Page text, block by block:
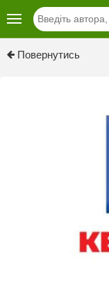
Повернутись